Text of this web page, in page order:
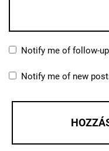
Notify me of follow-
Notify me of new